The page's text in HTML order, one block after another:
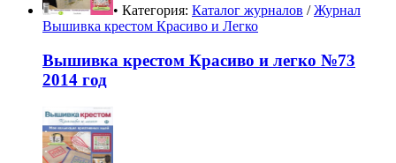
• Категория: Каталог журналов /Журнал
Вышивка крестом Красиво и Легко
Вышивка крестом Красиво и легко №73
2014 год